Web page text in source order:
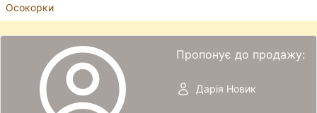
Осокорки
Пропонує до продажу:
Дарія Новик